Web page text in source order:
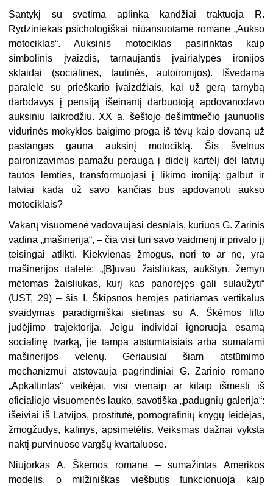
Santykį su svetima aplinka kandžiai traktuoja R.
Rydziniekas psichologiškai niuansuotame romane „Aukso
motociklas“. Auksinis motociklas pasirinktas kaip
simbolinis įvaizdis, tarnaujantis įvairialypės ironijos
sklaidai (socialinės, tautinės, autoironijos). Išvedama
paralelė su prieškario įvaizdžiais, kai už gerą tarnybą
darbdavys į pensiją išeinantį darbuotoją apdovanodavo
auksiniu laikrodžiu. XX a. šeštojo dešimtmečio jaunuolis
vidurinės mokyklos baigimo proga iš tėvų kaip dovaną už
pastangas gauna auksinį motociklą. Šis švelnus
paironizavimas pamažu perauga į didelį kartėlį dėl latvių
tautos lemties, transformuojasi į likimo ironiją: galbūt ir
latviai kada už savo kančias bus apdovanoti aukso
motociklais?
Vakarų visuomenė vadovaujasi dėsniais, kuriuos G. Zarinis
vadina „mašinerija“, – čia visi turi savo vaidmenį ir privalo jį
teisingai atlikti. Kiekvienas žmogus, nori to ar ne, yra
mašinerijos dalelė: „[B]uvau žaisliukas, aukštyn, žemyn
mėtomas žaisliukas, kurį kas panorėjęs gali sulaužyti“
(UST, 29) – šis I. Škipsnos herojės patiriamas vertikalus
svaidymas paradigmiškai sietinas su A. Škėmos lifto
judėjimo trajektorija. Jeigu individai ignoruoja esamą
socialinę tvarką, jie tampa atstumtaisiais arba sumalami
mašinerijos velenų. Geriausiai šiam atstūmimo
mechanizmui atstovauja pagrindiniai G. Zarinio romano
„Apkaltintas“ veikėjai, visi vienaip ar kitaip išmesti iš
oficialiojo visuomenės lauko, savotiška „padugnių galerija“:
išeiviai iš Latvijos, prostitutė, pornografinių knygų leidėjas,
žmogžudys, kalinys, apsimetėlis. Veiksmas dažnai vyksta
naktį purvinuose vargšų kvartaluose.
Niujorkas A. Škėmos romane – sumažintas Amerikos
modelis, o milžiniškas viešbutis funkcionuoja kaip